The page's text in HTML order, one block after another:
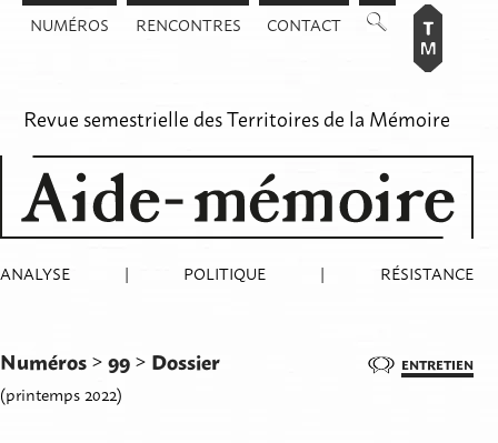
AllerNUMÉROS RENCONTRES CONTACT
Revue semestrielle desTerritoires de la Mémoire
ANALYSE | POLITIQUE | RÉSISTANCE
Numéros>99> Dossier
(printemps 2022)
ENTRETIEN